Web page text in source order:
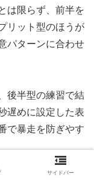
は限らず、前半を
リット型のほうが
パターンに合わせ
後半型の練習で結
遅めに設定した表
で暴走を防ぎやす
サイドバー